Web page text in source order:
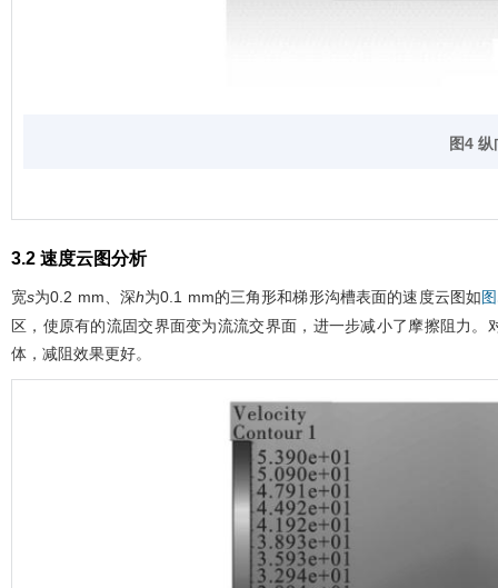
图4
3.2 速度云图分析
宽s为0.2 mm、深h为0.1 mm的三角形和梯形沟槽表面的速度云图如
区，使原有的流固交界面变为流流交界面，进一步减小了摩擦阻力
体，减阻效果更好。